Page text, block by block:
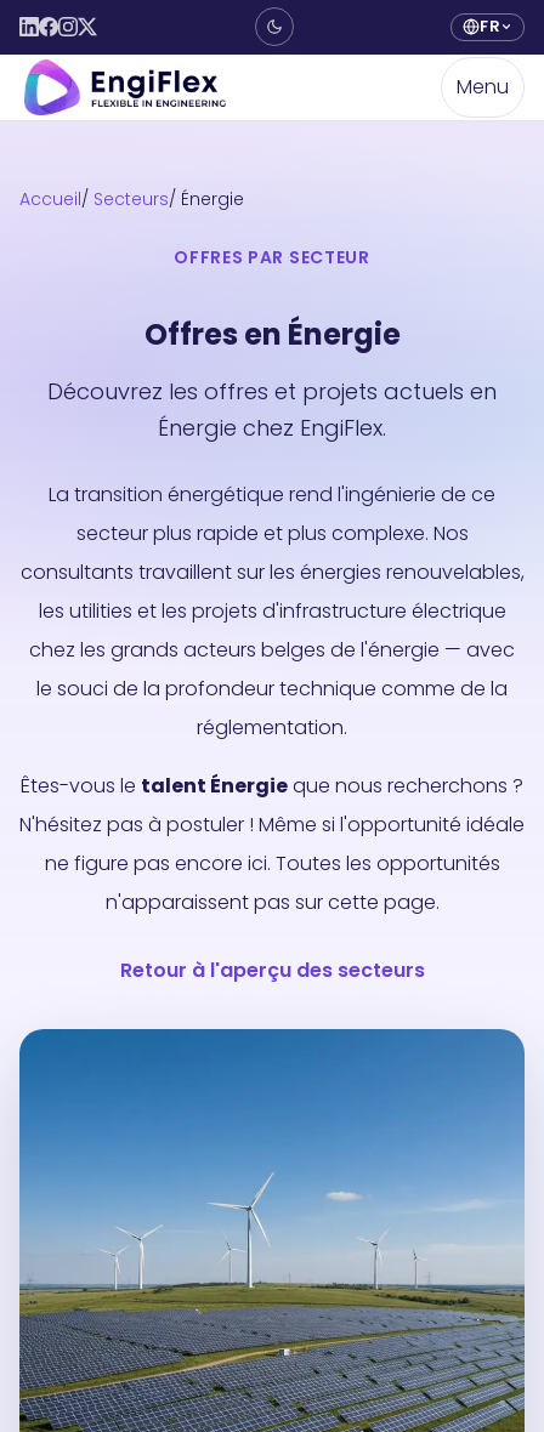
FR
Menu
Accueil Secteurs Énergie
OFFRES PAR SECTEUR
Offres en Énergie
Découvrez les offres et projets actuels en
Énergie chez EngiFlex.
La transition énergétique rend l'ingénierie de ce
secteur plus rapide et plus complexe. Nos
consultants travaillent sur les énergies renouvelables,
les utilities et les projets d'infrastructure électrique
chez les grands acteurs belges de l'énergie — avec
le souci de la profondeur technique comme de la
réglementation.
Êtes-vous le talent Énergieque nous recherchons ?
N'hésitez pas à postuler ! Même si l'opportunité idéale
ne figure pas encore ici. Toutes les opportunités
n'apparaissent pas sur cette page.
Retour à l'aperçu des secteurs